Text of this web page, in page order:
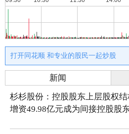
打开同花顺 和专业的股民一起炒股
新闻
杉杉股份：控股股东上层股权
增资49.98亿元成为间接控股股